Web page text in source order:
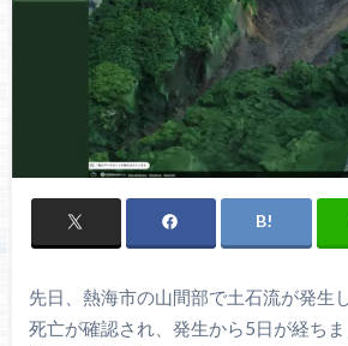
先日、熱海市の山間部で土石流が発生
死亡が確認され、発生から5日が経ち